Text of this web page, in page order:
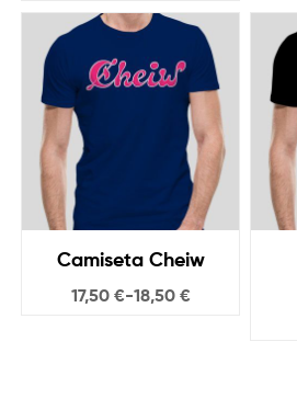
Camiseta Cheiw
17,50 €-18,50 €